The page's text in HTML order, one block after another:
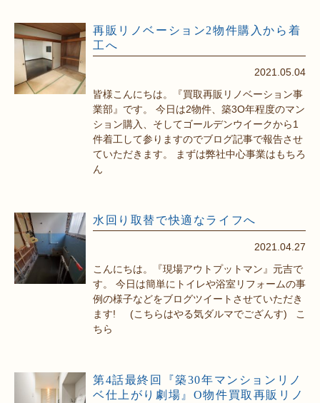
再販リノベーション2物件購入から着
工へ
2021.05.04
皆様こんにちは。『買取再販リノベーション事
業部』です。 今日は2物件、築3O年程度のマン
ション購入、そしてゴールデンウイークから1
件着工して参りますのでブログ記事で報告させ
ていただきます。 まずは弊社中心事業はもちろ
ん
水回り取替で快適なライフへ
2021.04.27
こんにちは。『現場アウトプットマン』元吉で
す。 今日は簡単にトイレや浴室リフォームの事
例の様子などをブログツイートさせていただき
ます! (こちらはやる気ダルマでござんす) こ
ちら
第4話最終回『築30年マンションリノ
ベ仕上がり劇場』O物件買取再販リノ